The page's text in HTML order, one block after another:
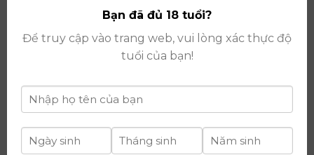
Phố Hà Nội cấp lần đầu ngày 07/05/2008,đăng ký
thay đổi lần thứ 17 ngày 06/08/2025
Giấy phép Phân Phối Rượu số : 529/GP-BCT do Bộ
Công Thương cấp ngày 14/11/2022
Ngân hàng:Ngân hàng TMCP Đầu tư và phát triển
Việt Nam (BIDV)
tư quốc tế Ý-Việt
Bạn đã đủ 18 tuổi?
Để truy cập vào trang web, vui lòng xác thực độ
tuổi của bạn!